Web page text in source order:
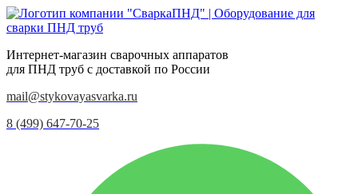
Интернет-магазин сварочных аппаратов
для ПНД труб с доставкой по России
mail@stykovayasvarka.ru
8 (499) 647-70-25